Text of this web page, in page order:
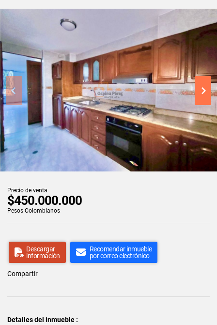
Precio de venta
$450.000.000
Pesos Colombianos
Descargar
información
Recomendar inmueble
por correo electrónico
Compartir
Detalles del inmueble :